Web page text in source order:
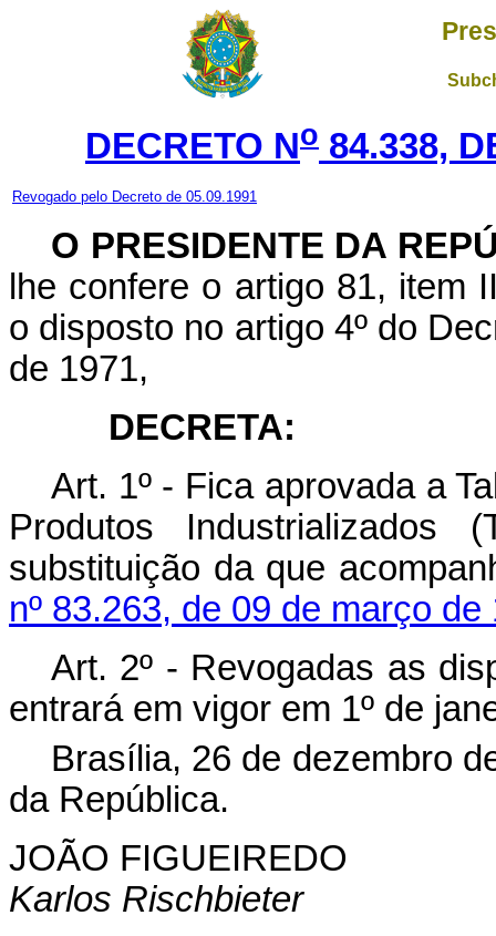
DECRETO No 84.338,
Revogado pelo Decreto de 05.09.1991
O PRESIDENTE DA
lhe confere o artigo 81, item
o disposto no artigo 4º do
de 1971,
DECRETA:
Art. 1º - Fica aprovada a
Produtos
substituição da que
nº 83.263, de 09 de março de
Art. 2º - Revogadas as
entrará em vigor em 1º de
Brasília, 26 de dezembro
da República.
JOÃO FIGUEIREDO
Karlos Rischbieter